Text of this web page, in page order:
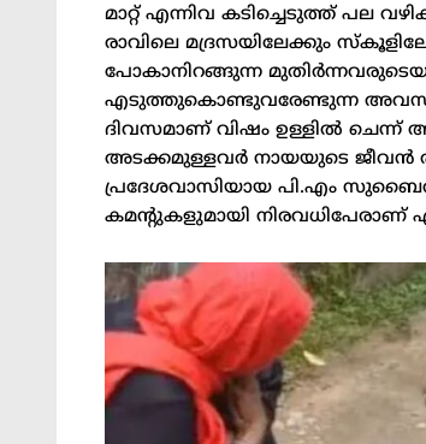
മാറ്റ് എന്നിവ കടിച്ചെടുത്ത് പല
രാവിലെ മദ്രസയിലേക്കും
പോകാനിറങ്ങുന്ന
എടുത്തുകൊണ്ടുവരേണ്ടുന്ന അവസ്ഥയും
ദിവസമാണ് വിഷം ഉള്ളില്‍ ചെന്ന്
അടക്കമുള്ളവര്‍ നായയുടെ ജീവന്‍
പ്രദേശവാസിയായ പി.എം
കമന്റുകളുമായി നിരവധിപേരാണ്